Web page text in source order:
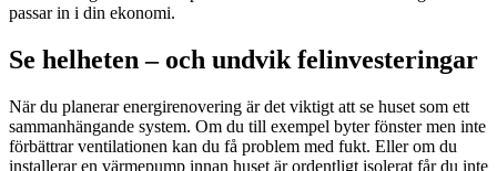
passar in i din ekonomi.
Se helheten – och undvik felinvesteringar
När du planerar energirenovering är det viktigt att se huset som ett
sammanhängande system. Om du till exempel byter fönster men inte
förbättrar ventilationen kan du få problem med fukt. Eller om du
installerar en värmepump innan huset är ordentligt isolerat får du inte